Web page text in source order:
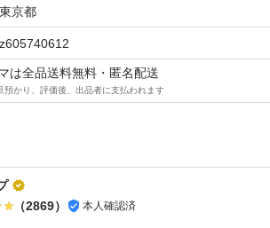
東京都
z605740612
は全品送料無料・匿名配送
預かり、評価後、出品者に支払われます
（2869） 本人確認済